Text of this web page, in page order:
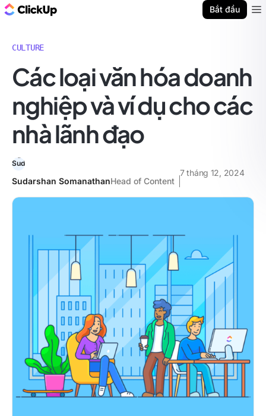
Bắt đầu
CULTURE
Các loại văn hóa doanh
nghiệp và ví dụ cho các
nhà lãnh đạo
Sudarshan SomanathanHead of Content
7 tháng 12, 2024